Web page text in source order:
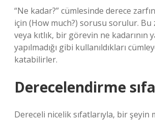
“Ne kadar?” cümlesinde derece
için (How much?) sorusu sorulur.
veya kıtlık, bir görevin ne kadarının
yapılmadığı gibi kullanıldıkları
katabilirler.
Derecelendirme
Dereceli nicelik sıfatlarıyla, bir şeyin